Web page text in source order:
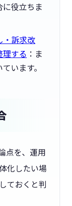
に役立ちま
・訴求改
する ：ま
います。
点を、運用
化したい場
ておくと判